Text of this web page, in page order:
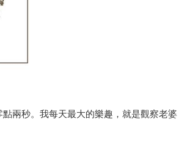
兩秒。我每天最大的樂趣，就是觀察老婆